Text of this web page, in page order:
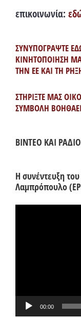
επικοινωνία:
ΣΥΝΥΠΟΓΡΑΨΤΕ
ΚΙΝΗΤΟΠΟΙΗΣΗ
ΤΗΝ ΕΕ ΚΑΙ ΤΗ
ΣΤΗΡΙΞΤΕ ΜΑΣ
ΣΥΜΒΟΛΗ
ΒΙΝΤΕΟ ΚΑΙ
Η συνέντευξη
Λαμπρόπουλο
00:00